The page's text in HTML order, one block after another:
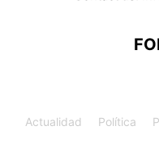
Actualidad Política